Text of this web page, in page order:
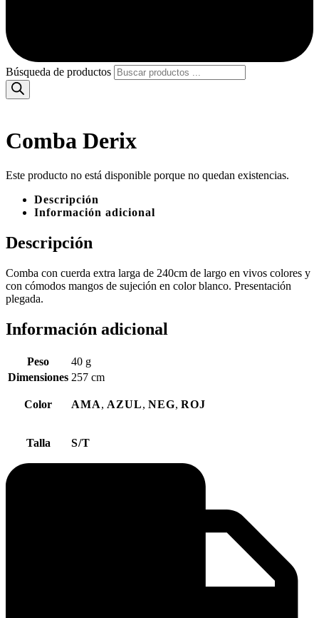
Búsqueda de productos
Comba Derix
Este producto no está disponible porque no quedan existencias.
Descripción
Información adicional
Descripción
Comba con cuerda extra larga de 240cm de largo en vivos colores y
con cómodos mangos de sujeción en color blanco. Presentación
plegada.
Información adicional
Peso
40 g
Dimensiones 257 cm
Color AMA, AZUL, NEG, ROJ
Talla S/T